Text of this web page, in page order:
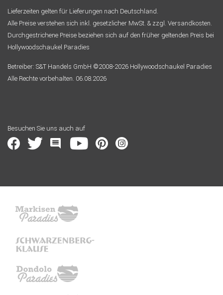
Lieferzeiten gelten für Lieferungen nach Deutschland.
Alle Preise verstehen sich inkl. gesetzlicher MwSt. & zzgl. Versandkosten.
Durchgestrichene Preise beziehen sich auf den früher geltenden Preis bei
Hollywoodschaukel Paradies
Betreiber: S&T Handels GmbH ©2008-2026 Hollywoodschaukel Paradies
Alle Rechte vorbehalten. 06.08.2026
Besuchen Sie uns auch auf